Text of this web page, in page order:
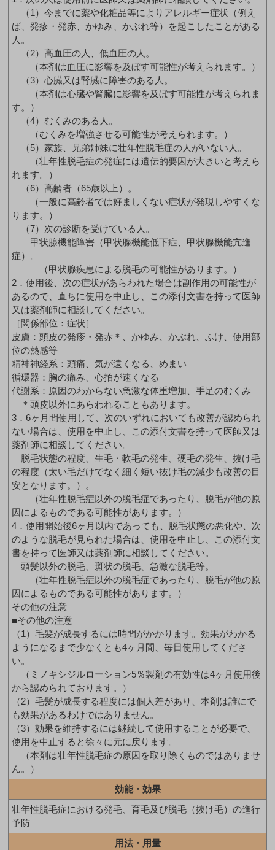
（1）今までに薬や化粧品等によりアレルギー症状（例え
ば、発疹・発赤、かゆみ、かぶれ等）を起こしたことがある
人。
（2）高血圧の人、低血圧の人。
（本剤は血圧に影響を及ぼす可能性が考えられます。）
（3）心臓又は腎臓に障害のある人。
（本剤は心臓や腎臓に影響を及ぼす可能性が考えられま
す。）
（4）むくみのある人。
（むくみを増強させる可能性が考えられます。）
（5）家族、兄弟姉妹に壮年性脱毛症の人がいない人。
（壮年性脱毛症の発症には遺伝的要因が大きいと考えら
れます。）
（6）高齢者（65歳以上）。
（一般に高齢者では好ましくない症状が発現しやすくな
ります。）
（7）次の診断を受けている人。
甲状腺機能障害（甲状腺機能低下症、甲状腺機能亢進
症）。
（甲状腺疾患による脱毛の可能性があります。）
2．使用後、次の症状があらわれた場合は副作用の可能性が
あるので、直ちに使用を中止し、この添付文書を持って医師
又は薬剤師に相談してください。
［関係部位：症状］
皮膚：頭皮の発疹・発赤＊、かゆみ、かぶれ、ふけ、使用部
位の熱感等
精神神経系：頭痛、気が遠くなる、めまい
循環器：胸の痛み、心拍が速くなる
代謝系：原因のわからない急激な体重増加、手足のむくみ
＊頭皮以外にあらわれることもあります。
3．6ヶ月間使用して、次のいずれにおいても改善が認められ
ない場合は、使用を中止し、この添付文書を持って医師又は
薬剤師に相談してください。
脱毛状態の程度、生毛・軟毛の発生、硬毛の発生、抜け毛
の程度（太い毛だけでなく細く短い抜け毛の減少も改善の目
安となります。）。
（壮年性脱毛症以外の脱毛症であったり、脱毛が他の原
因によるものである可能性があります。）
4．使用開始後6ヶ月以内であっても、脱毛状態の悪化や、次
のような脱毛が見られた場合は、使用を中止し、この添付文
書を持って医師又は薬剤師に相談してください。
頭髪以外の脱毛、斑状の脱毛、急激な脱毛等。
（壮年性脱毛症以外の脱毛症であったり、脱毛が他の原
因によるものである可能性があります。）
その他の注意
■その他の注意
（1）毛髪が成長するには時間がかかります。効果がわかる
ようになるまで少なくとも4ヶ月間、毎日使用してくださ
い。
（ミノキシジルローション5％製剤の有効性は4ヶ月使用後
から認められております。）
（2）毛髪が成長する程度には個人差があり、本剤は誰にで
も効果があるわけではありません。
（3）効果を維持するには継続して使用することが必要で、
使用を中止すると徐々に元に戻ります。
（本剤は壮年性脱毛症の原因を取り除くものではありませ
ん。）
効能・効果
壮年性脱毛症における発毛、育毛及び脱毛（抜け毛）の進行
予防
用法・用量